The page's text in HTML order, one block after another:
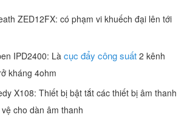
ZED12FX: có phạm vi khuếch đại lên tới
IPD2400: Là cục đẩy công suất 2 kênh
kháng 4ohm
X108: Thiết bị bật tắt các thiết bị âm thanh
cho dàn âm thanh